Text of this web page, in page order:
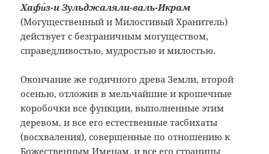
Хафи́з-и Зульджаляли-валь-Икрам
(Могущественный и Милостивый Хранитель)
действует с безграничным могуществом,
справедливостью, мудростью и милостью.
Окончание же годичного древа Земли, второй
осенью, отложив в мельчайшие и крошечные
коробочки все функции, выполненные этим
деревом, и все его естественные тасбихаты
(восхваления), совершенные по отношению к
Божественным Именам, и все его страницы